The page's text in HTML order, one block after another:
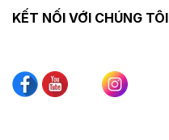
KẾT NỐI VỚI CHÚNG TÔI